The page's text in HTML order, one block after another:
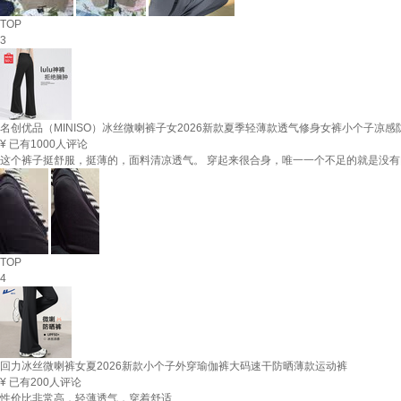
TOP
3
名创优品（MINISO）冰丝微喇裤子女2026新款夏季轻薄款透气修身女裤小个子凉感
¥ 已有1000人评论
这个裤子挺舒服，挺薄的，面料清凉透气。 穿起来很合身，唯一一个不足的就是没有
TOP
4
回力冰丝微喇裤女夏2026新款小个子外穿瑜伽裤大码速干防晒薄款运动裤
¥ 已有200人评论
性价比非常高，轻薄透气，穿着舒适